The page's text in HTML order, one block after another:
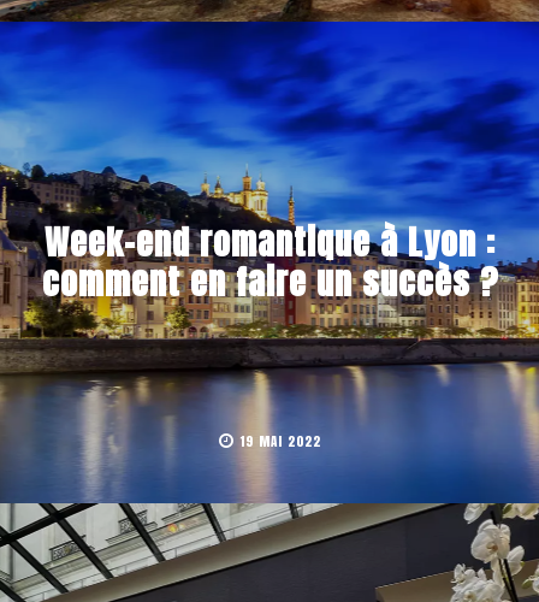
Week-end romantique à Lyon :
comment en faire un succès ?
19 MAI 2022